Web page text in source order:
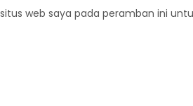
web saya pada peramban ini